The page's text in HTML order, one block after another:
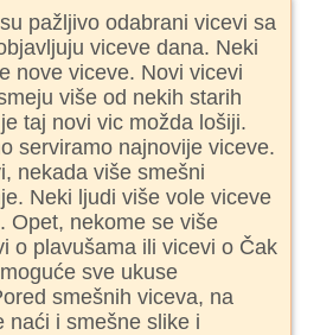
pažljivo odabrani vicevi sa
viceve dana. Neki
nove viceve. Novi vicevi
više od nekih starih
taj novi vic možda lošiji.
serviramo najnovije viceve.
nekada više smešni
Neki ljudi više vole viceve
Opet, nekome se više
o plavušama ili vicevi o Čak
sve ukuse
smešnih viceva, na
naći i smešne slike i